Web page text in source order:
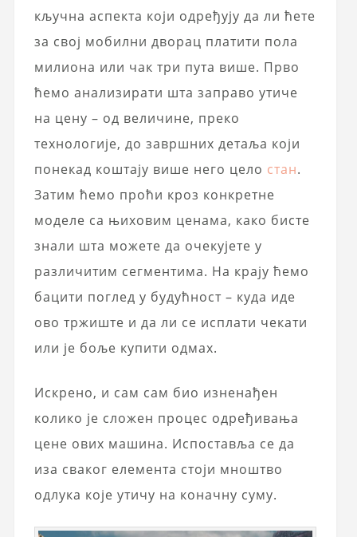
кључна аспекта који одређују да ли ћете
за свој мобилни дворац платити пола
милиона или чак три пута више. Прво
ћемо анализирати шта заправо утиче
на цену – од величине, преко
технологије, до завршних детаља који
понекад коштају више него цело стан.
Затим ћемо проћи кроз конкретне
моделе са њиховим ценама, како бисте
знали шта можете да очекујете у
различитим сегментима. На крају ћемо
бацити поглед у будућност – куда иде
ово тржиште и да ли се исплати чекати
или је боље купити одмах.
Искрено, и сам сам био изненађен
колико је сложен процес одређивања
цене ових машина. Испоставља се да
иза сваког елемента стоји мноштво
одлука које утичу на коначну суму.